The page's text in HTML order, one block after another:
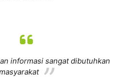
informasi sangat dibutuhkan